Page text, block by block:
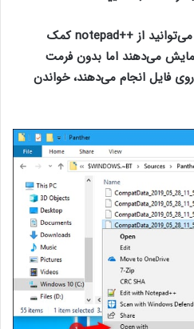
از++
notepadکمک
می‌دهند اما بدون فرمت
اضافی که edge و ++notepad روی فایل انجام می‌دهند، خواندن